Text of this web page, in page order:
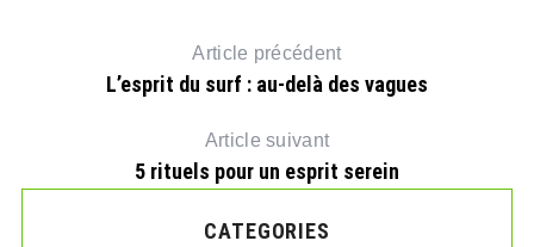
Article précédent
L’esprit du surf : au-delà des vagues
Article suivant
5 rituels pour un esprit serein
CATEGORIES